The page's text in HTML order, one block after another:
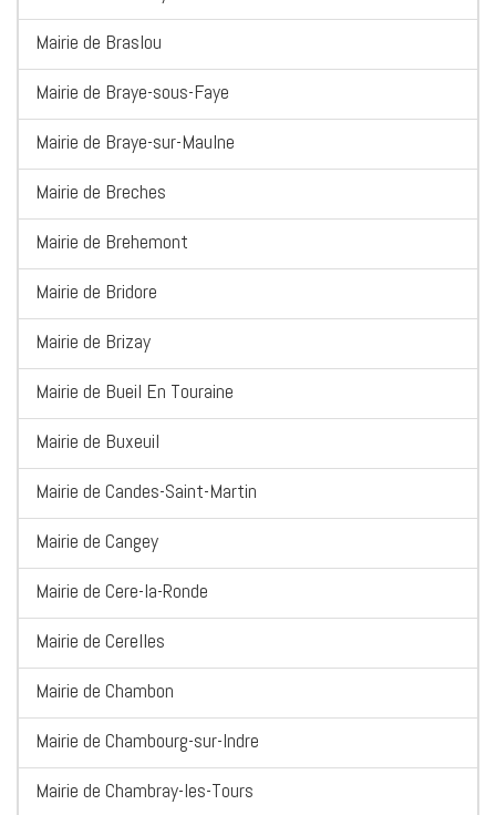
Mairie de Braslou
Mairie de Braye-sous-Faye
Mairie de Braye-sur-Maulne
Mairie de Breches
Mairie de Brehemont
Mairie de Bridore
Mairie de Brizay
Mairie de Bueil En Touraine
Mairie de Buxeuil
Mairie de Candes-Saint-Martin
Mairie de Cangey
Mairie de Cere-la-Ronde
Mairie de Cerelles
Mairie de Chambon
Mairie de Chambourg-sur-Indre
Mairie de Chambray-les-Tours